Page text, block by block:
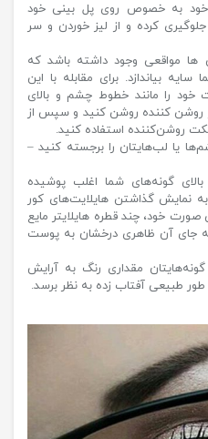
خود به خصوص روی پل بینی خود
کرده و از لیز خوردن و سر
مواقعی وجود داشته باشد که
بیاندازد. برای مقابله با این
را مانند خطوط چشم و بالای
روشن کننده روشن کنید و سپس از
روشن‌کننده استفاده کنید.
یا لب‌هایتان را برجسته کنید –
گونه‌های شما اغلب پوشیده
نمایش گذاشتن هایلایت‌های کور
خود، چند قطره هایلایتر مایع
به جای آن ظاهری درخشان به پوست
مقداری رنگ به آرایش
طبیعی آفتاب زده به نظر برسد.